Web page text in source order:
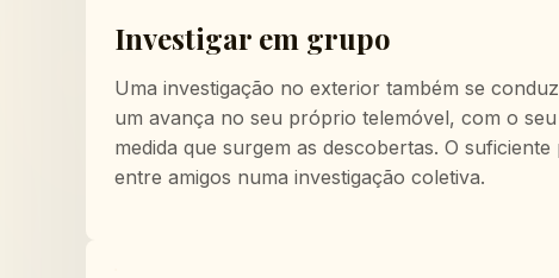
Investigar em grupo
Uma investigação no exterior também se
um avança no seu próprio telemóvel, com o
medida que surgem as descobertas. O
entre amigos numa investigação coletiva.